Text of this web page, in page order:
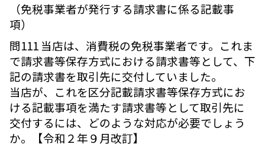
（免税事業者が発行する請求書に係る記載事
項）
問111 当店は、消費税の免税事業者です。これま
で請求書等保存方式における請求書等として、下
記の請求書を取引先に交付していました。
当店が、これを区分記載請求書等保存方式にお
ける記載事項を満たす請求書等として取引先に
交付するには、どのような対応が必要でしょう
か。【令和２年９月改訂】